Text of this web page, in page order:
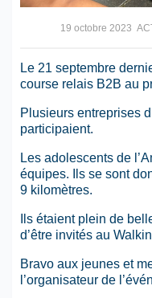
19 octobre 2023
Le 21 septembre
course relais B2B au
Plusieurs entreprises
participaient.
Les adolescents de
équipes. Ils se sont
9 kilomètres.
Ils étaient plein de
d’être invités au
Bravo aux jeunes et
l’organisateur de